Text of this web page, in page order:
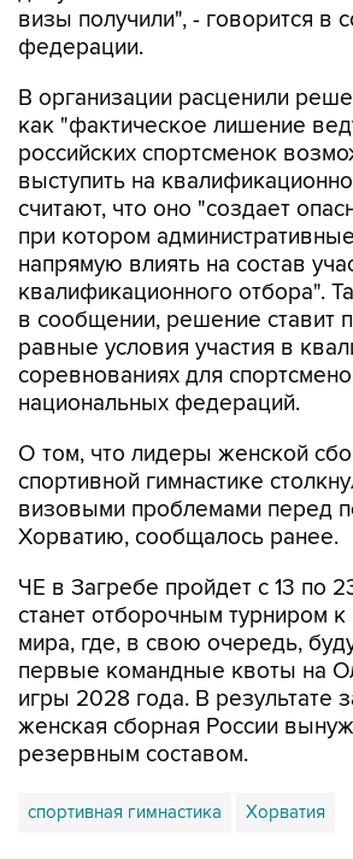
В организации расценили
российских спортсменок
выступить на
считают, что оно "создает
при котором
напрямую влиять на состав
квалификационного отбора".
в сообщении, решение ставит
равные условия участия в
соревнованиях для
национальных федераций.
О том, что лидеры женской
визовыми проблемами перед
Хорватию, сообщалось ранее.
ЧЕ в Загребе пройдет с 13 по 23
мира, где, в свою очередь,
первые командные квоты на
игры 2028 года. В результате
женская сборная России
резервным составом.
спортивная гимнастика Хорватия